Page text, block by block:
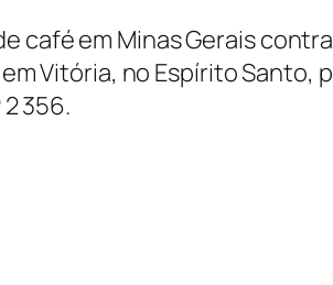
café em Minas Gerais
Vitória, no Espírito
356.